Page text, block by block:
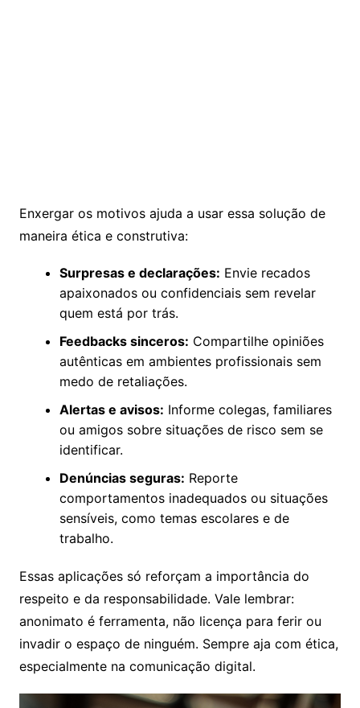
Enxergar os motivos ajuda a usar essa solução de
maneira ética e construtiva:
Surpresas e declarações: Envie recados
apaixonados ou confidenciais sem revelar
quem está por trás.
Feedbacks sinceros: Compartilhe opiniões
autênticas em ambientes profissionais sem
medo de retaliações.
Alertas e avisos: Informe colegas, familiares
ou amigos sobre situações de risco sem se
identificar.
Denúncias seguras: Reporte
comportamentos inadequados ou situações
sensíveis, como temas escolares e de
trabalho.
Essas aplicações só reforçam a importância do
respeito e da responsabilidade. Vale lembrar:
anonimato é ferramenta, não licença para ferir ou
invadir o espaço de ninguém. Sempre aja com ética,
especialmente na comunicação digital.